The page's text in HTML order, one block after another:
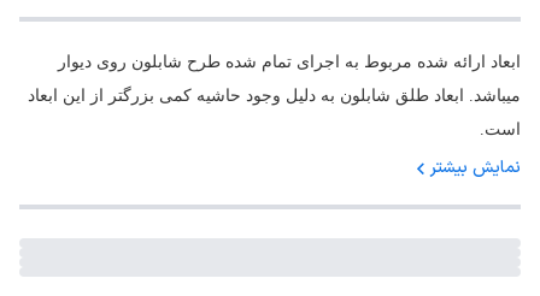
ابعاد ارائه شده مربوط به اجرای تمام شده طرح شابلون روی دیوار
میباشد. ابعاد طلق شابلون به دلیل وجود حاشیه کمی بزرگتر از این ابعاد
است.
نمایش بیشتر